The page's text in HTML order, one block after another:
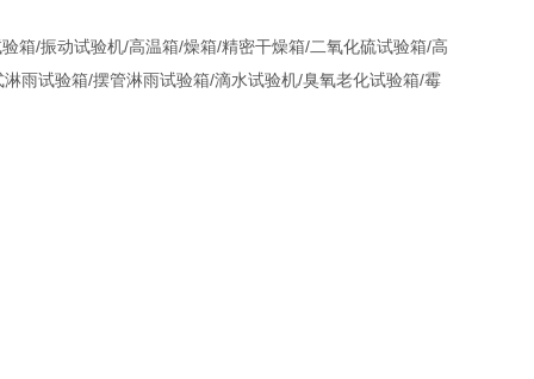
/振动试验机/高温箱/燥箱/精密干燥箱/二氧化硫试验箱/高
雨试验箱/摆管淋雨试验箱/滴水试验机/臭氧老化试验箱/霉